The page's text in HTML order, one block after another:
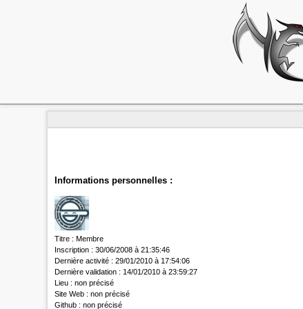
Informations personnelles :
Titre : Membre
Inscription : 30/06/2008 à 21:35:46
Dernière activité : 29/01/2010 à 17:54:06
Dernière validation : 14/01/2010 à 23:59:27
Lieu : non précisé
Site Web : non précisé
Github : non précisé